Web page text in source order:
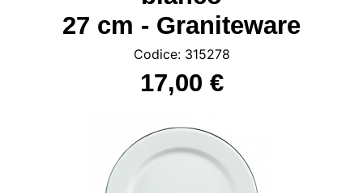
27 cm - Graniteware
Codice: 315278
17,00 €